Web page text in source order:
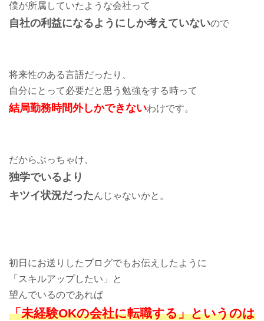
僕が所属していたような会社って
自社の利益になるようにしか考えていないので
将来性のある言語だったり、
自分にとって必要だと思う勉強をする時って
結局勤務時間外しかできないわけです。
だからぶっちゃけ、
独学でいるより
キツイ状況だったんじゃないかと。
初日にお送りしたブログでもお伝えしたように
「スキルアップしたい」と
望んでいるのであれば
「未経験OKの会社に転職する」というのは